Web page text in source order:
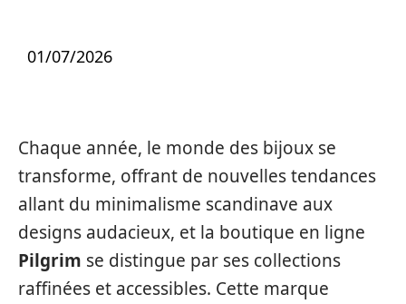
01/07/2026
Chaque année, le monde des bijoux se
transforme, offrant de nouvelles tendances
allant du minimalisme scandinave aux
designs audacieux, et la boutique en ligne
Pilgrim se distingue par ses collections
raffinées et accessibles. Cette marque